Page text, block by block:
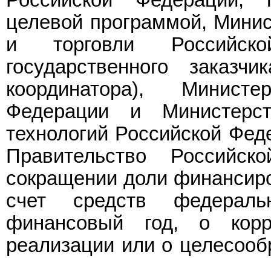
целевой программой,
и торговли
государственного
координатора),
Федерации и
технологий Российской
Правительство
сокращении доли
счет средств
финансовый год, о
реализации или о